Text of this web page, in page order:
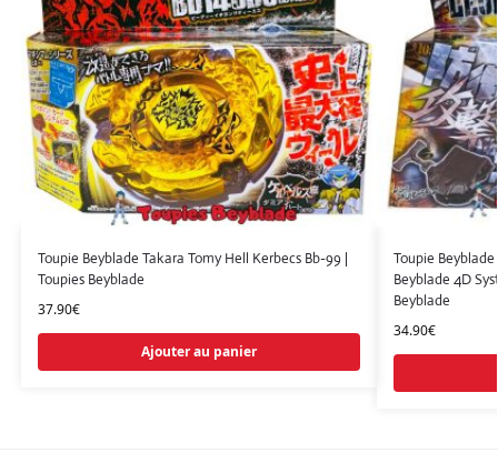
Toupie Beyblade Takara Tomy Hell Kerbecs Bb-99 |
Toupies Beyblade
37.90€
Ajouter au panier
Toupie
Beyblade 4D
Beyblade
34.90€